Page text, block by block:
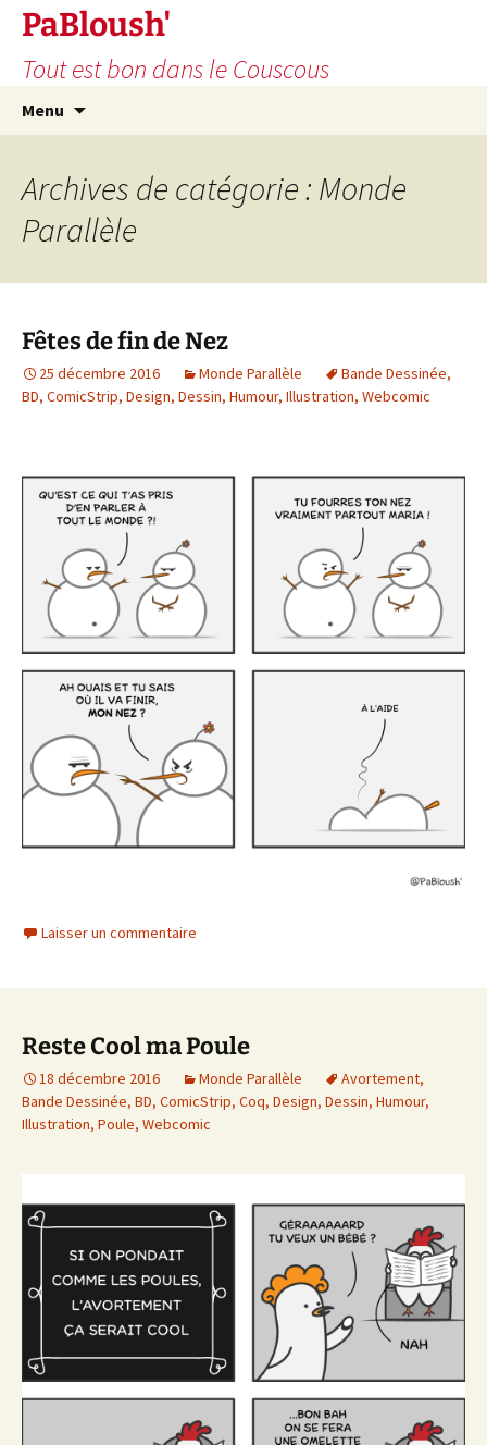
PaBloush'
Tout est bon dans le Couscous
Menu
Archives de catégorie : Monde
Parallèle
Fêtes de fin de Nez
25 décembre 2016 Monde Parallèle Bande Dessinée,
BD, ComicStrip, Design, Dessin, Humour, Illustration, Webcomic
Laisser un commentaire
Reste Cool ma Poule
18 décembre 2016 Monde Parallèle Avortement,
Bande Dessinée, BD, ComicStrip, Coq, Design, Dessin, Humour,
Illustration, Poule, Webcomic